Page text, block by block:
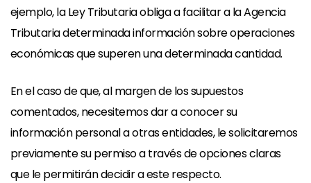
ejemplo, la Ley Tributaria obliga a facilitar a la Agencia
Tributaria determinada información sobre operaciones
económicas que superen una determinada cantidad.
En el caso de que, al margen de los supuestos
comentados, necesitemos dar a conocer su
información personal a otras entidades, le solicitaremos
previamente su permiso a través de opciones claras
que le permitirán decidir a este respecto.